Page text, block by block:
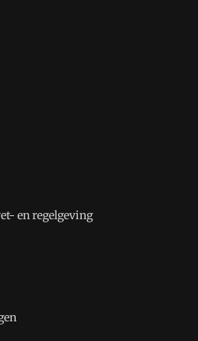
en regelgeving